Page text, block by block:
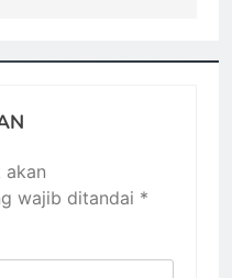
akan
wajib ditandai *